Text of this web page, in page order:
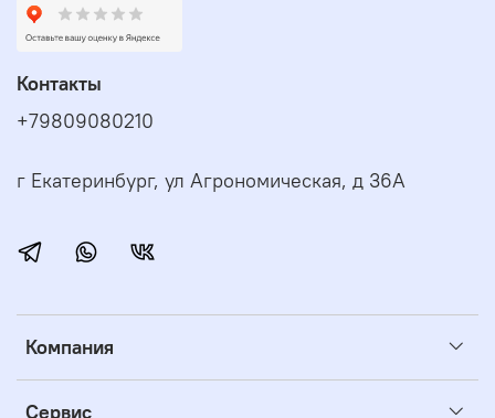
Компания
Сервис
Контакты
+79809080210
г Екатеринбург, ул Агрономическая, д 36А